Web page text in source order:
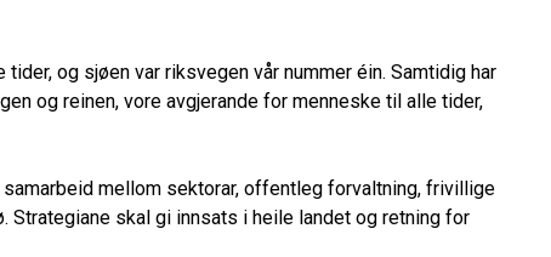
og sjøen var riksvegen vår nummer éin. Samtidig har
og reinen, vore avgjerande for menneske til alle tider,
mellom sektorar, offentleg forvaltning, frivillige
Strategiane skal gi innsats i heile landet og retning for